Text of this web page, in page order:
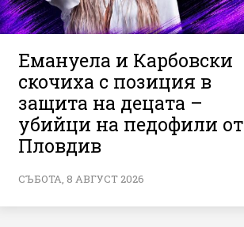
Емануела и Карбовски
скочиха с позиция в
защита на децата –
убийци на педофили от
Пловдив
СЪБОТА, 8 АВГУСТ 2026